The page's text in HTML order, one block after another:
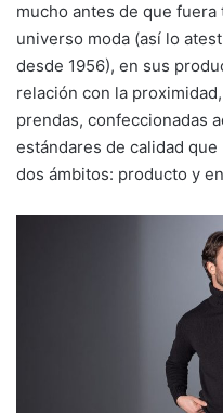
mucho antes de que fuera
universo moda (así lo
desde 1956), en sus
relación con la
prendas, confeccionadas
estándares de calidad
dos ámbitos: producto y